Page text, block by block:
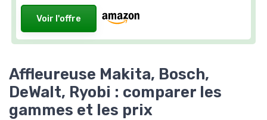
Voir l'offre
Affleureuse Makita, Bosch,
DeWalt, Ryobi : comparer les
gammes et les prix